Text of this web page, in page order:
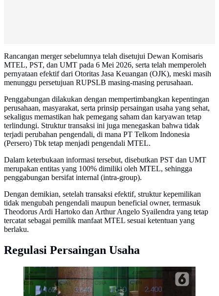
Rancangan merger sebelumnya telah disetujui Dewan Komisaris
MTEL, PST, dan UMT pada 6 Mei 2026, serta telah memperoleh
pernyataan efektif dari Otoritas Jasa Keuangan (OJK), meski masih
menunggu persetujuan RUPSLB masing-masing perusahaan.
Penggabungan dilakukan dengan mempertimbangkan kepentingan
perusahaan, masyarakat, serta prinsip persaingan usaha yang sehat,
sekaligus memastikan hak pemegang saham dan karyawan tetap
terlindungi. Struktur transaksi ini juga menegaskan bahwa tidak
terjadi perubahan pengendali, di mana PT Telkom Indonesia
(Persero) Tbk tetap menjadi pengendali MTEL.
Dalam keterbukaan informasi tersebut, disebutkan PST dan UMT
merupakan entitas yang 100% dimiliki oleh MTEL, sehingga
penggabungan bersifat internal (intra-group).
Dengan demikian, setelah transaksi efektif, struktur kepemilikan
tidak mengubah pengendali maupun beneficial owner, termasuk
Theodorus Ardi Hartoko dan Arthur Angelo Syailendra yang tetap
tercatat sebagai pemilik manfaat MTEL sesuai ketentuan yang
berlaku.
Regulasi Persaingan Usaha
Aktivitas pekerja di depan layar Indeks Harga Saham
Gabungan (IHSG) di BEI, Jakarta.
(Liputan6.com/Angga Yuniar)